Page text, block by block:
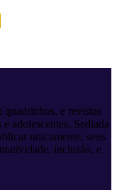
e revistas
adolescentes. Sediada
unicamente, seus
inclusão, e